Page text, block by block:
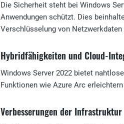
Die Sicherheit steht bei Windows
Anwendungen schützt. Dies
Verschlüsselung von
Hybridfähigkeiten und Cloud-
Windows Server 2022 bietet
Funktionen wie Azure Arc
Verbesserungen der Infrastruktur